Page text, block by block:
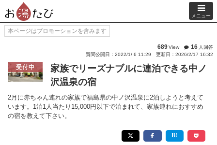
メニュー
本ページはプロモーションを含みます
689View 16 人回答
質問公開日：2022/1/ 6 11:29
更新日：2026/2/17 16:32
受付中
家族でリーズナブルに連泊できる中ノ
沢温泉の宿
2月に赤ちゃん連れの家族で福島県の中ノ沢温泉に2泊しようと考えて
います。1泊1人当たり15,000円以下で泊まれて、家族連れにおすすめ
の宿を教えて下さい。